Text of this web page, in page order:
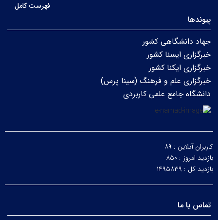
فهرست کامل
پیوندها
جهاد دانشگاهی کشور
خبرگزاری ایسنا کشور
خبرگزاری ایکنا کشور
خبرگزاری علم و فرهنگ (سینا پرس)
دانشگاه جامع علمی کاربردی
کاربران آنلاین : ۸۹
بازدید امروز : ۸۵۰
بازدید کل : ۱۴۹۵۸۳۹
تماس با ما